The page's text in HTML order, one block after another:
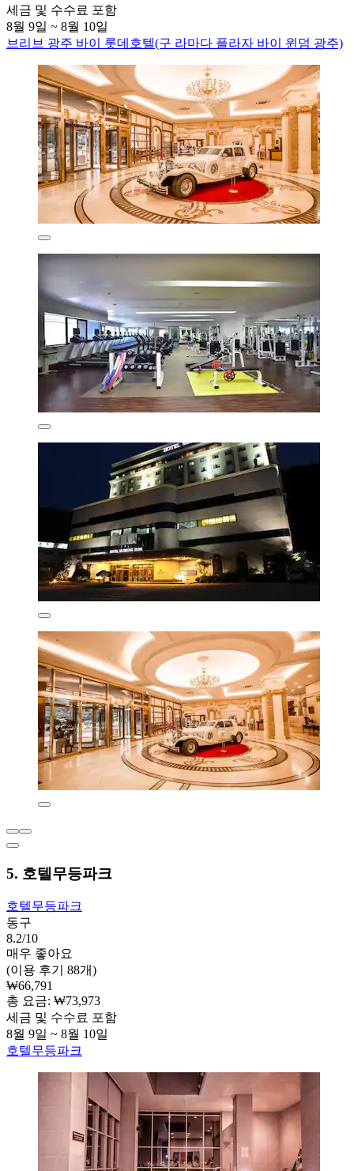
세금 및 수수료 포함
8월 9일 ~ 8월 10일
브리브 광주 바이 롯데호텔(구 라마다 플라자 바이 윈덤 광주)
5. 호텔무등파크
호텔무등파크
동구
8.2/10
매우 좋아요
(이용 후기 88개)
₩66,791
총 요금: ₩73,973
세금 및 수수료 포함
8월 9일 ~ 8월 10일
호텔무등파크